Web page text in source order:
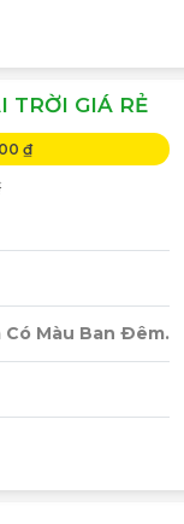
TRỜI GIÁ RẺ
₫
Có Màu Ban Ðêm.